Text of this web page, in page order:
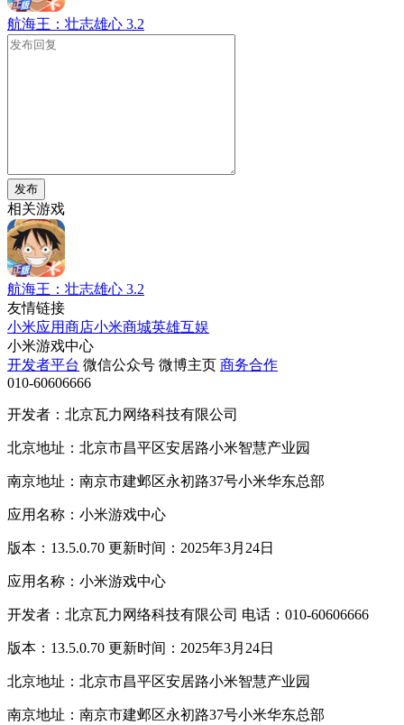
航海王：壮志雄心 3.2
发布
相关游戏
航海王：壮志雄心 3.2
友情链接
小米应用商店小米商城英雄互娱
小米游戏中心
开发者平台 微信公众号 微博主页 商务合作
010-60606666
开发者：北京瓦力网络科技有限公司
北京地址：北京市昌平区安居路小米智慧产业园
南京地址：南京市建邺区永初路37号小米华东总部
应用名称：小米游戏中心
版本：13.5.0.70 更新时间：2025年3月24日
应用名称：小米游戏中心
开发者：北京瓦力网络科技有限公司 电话：010-60606666
版本：13.5.0.70 更新时间：2025年3月24日
北京地址：北京市昌平区安居路小米智慧产业园
南京地址：南京市建邺区永初路37号小米华东总部